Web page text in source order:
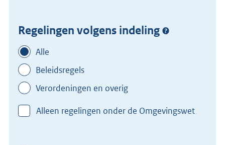
Regelingen volgens indeling
Alle
Beleidsregels
Verordeningen en overig
Alleen regelingen onder de Omgevingswet